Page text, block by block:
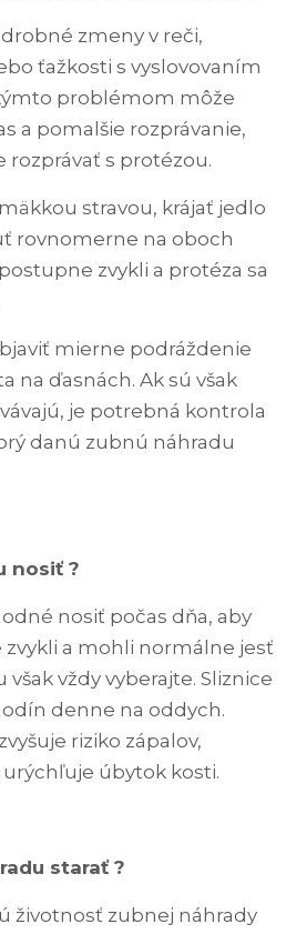
zmeny v reči,
ťažkosti s vyslovovaním
problémom môže
a pomalšie rozprávanie,
s protézou.
stravou, krájať jedlo
rovnomerne na oboch
zvykli a protéza sa
mierne podráždenie
na ďasnách. Ak sú však
je potrebná kontrola
danú zubnú náhradu
nosiť ?
nosiť počas dňa, aby
zvykli a mohli normálne jesť
však vždy vyberajte. Sliznice
denne na oddych.
riziko zápalov,
úbytok kosti.
starať ?
životnosť zubnej náhrady